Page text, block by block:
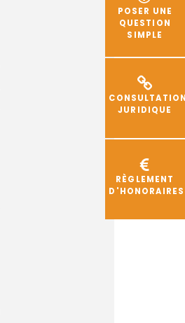
POSER UNE
QUESTION
SIMPLE
JURIDIQUE
RÈGLEMENT
D'HONORAIRES